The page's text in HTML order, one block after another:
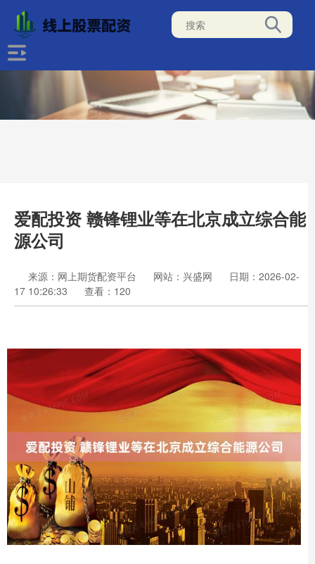
爱配投资 赣锋锂业等在北京成立综合能
源公司
来源：网上期货配资平台 网站：兴盛网
日期：2026-02-
17 10:26:33
查看：120